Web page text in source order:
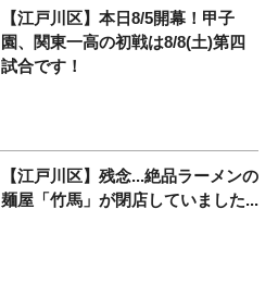
【江戸川区】本日8/5開幕！甲子
園、関東一高の初戦は8/8(土)第四
試合です！
【江戸川区】残念...絶品ラーメンの
麺屋「竹馬」が閉店していました...